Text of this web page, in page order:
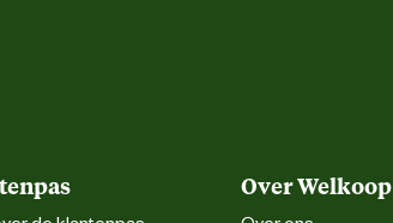
Over Welkoop